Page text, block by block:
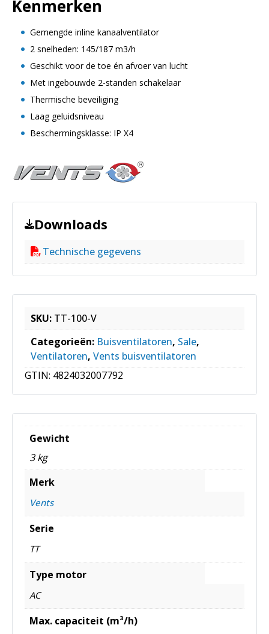
Kenmerken
Gemengde inline kanaalventilator
2 snelheden: 145/187 m3/h
Geschikt voor de toe én afvoer van lucht
Met ingebouwde 2-standen schakelaar
Thermische beveiliging
Laag geluidsniveau
Beschermingsklasse: IP X4
Downloads
Technische gegevens
SKU: TT-100-V
Categorieën: Buisventilatoren, Sale,
Ventilatoren, Vents buisventilatoren
GTIN: 4824032007792
Gewicht
3 kg
Merk
Vents
Serie
TT
Type motor
AC
Max. capaciteit (m³/h)